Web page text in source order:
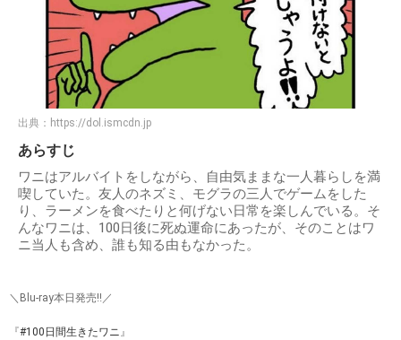
出典： https://dol.ismcdn.jp
あらすじ
ワニはアルバイトをしながら、自由気ままな一人暮らしを満
喫していた。友人のネズミ、モグラの三人でゲームをした
り、ラーメンを食べたりと何げない日常を楽しんでいる。そ
んなワニは、100日後に死ぬ運命にあったが、そのことはワ
ニ当人も含め、誰も知る由もなかった。
＼Blu-ray本日発売‼️／
『#100日間生きたワニ 』